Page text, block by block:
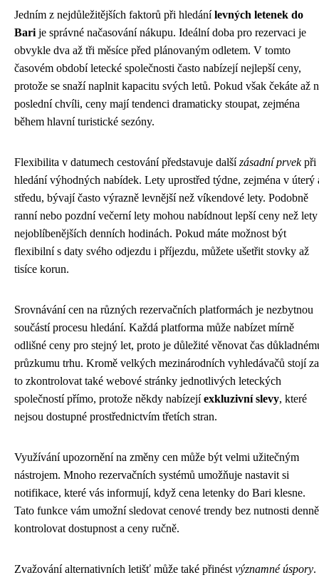
Jedním z nejdůležitějších faktorů při hledánílevných letenek do
Bari je správné načasování nákupu. Ideální doba pro rezervaci je
obvykle dva až tři měsíce před plánovaným odletem. V tomto
časovém období letecké společnosti často nabízejí nejlepší ceny,
protože se snaží naplnit kapacitu svých letů. Pokud však čekáte až
poslední chvíli, ceny mají tendenci dramaticky stoupat, zejména
během hlavní turistické sezóny.
Flexibilita v datumech cestování představuje dalšízásadní prvekpři
hledání výhodných nabídek. Lety uprostřed týdne, zejména v úterý
středu, bývají často výrazně levnější než víkendové lety. Podobně
ranní nebo pozdní večerní lety mohou nabídnout lepší ceny než
nejoblíbenějších denních hodinách. Pokud máte možnost být
flexibilní s daty svého odjezdu i příjezdu, můžete ušetřit stovky až
tisíce korun.
Srovnávání cen na různých rezervačních platformách je nezbytnou
součástí procesu hledání. Každá platforma může nabízet mírně
odlišné ceny pro stejný let, proto je důležité věnovat čas
průzkumu trhu. Kromě velkých mezinárodních vyhledávačů stojí za
to zkontrolovat také webové stránky jednotlivých leteckých
společností přímo, protože někdy nabízejíexkluzivní slevy, které
nejsou dostupné prostřednictvím třetích stran.
Využívání upozornění na změny cen může být velmi užitečným
nástrojem. Mnoho rezervačních systémů umožňuje nastavit si
notifikace, které vás informují, když cena letenky do Bari klesne.
Tato funkce vám umožní sledovat cenové trendy bez nutnosti denně
kontrolovat dostupnost a ceny ručně.
Zvažování alternativních letišť může také přinést významné úspory.